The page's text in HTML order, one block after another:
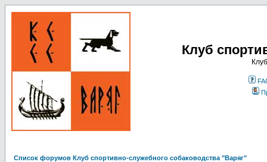
Клуб
Список форумов Клуб спортивно-служебного собаководства "Варяг"